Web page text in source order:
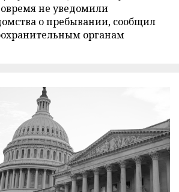
не уведомили
о пребывании, сообщил
органам